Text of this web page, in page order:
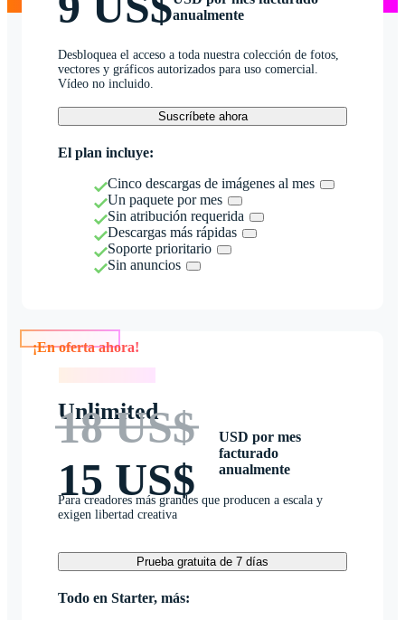
anualmente
Desbloquea el acceso a toda nuestra colección de fotos,
vectores y gráficos autorizados para uso comercial.
Vídeo no incluido.
Suscríbete ahora
El plan incluye:
Cinco descargas de imágenes al mes
Un paquete por mes
Sin atribución requerida
Descargas más rápidas
Soporte prioritario
Sin anuncios
Unlimited
18 US$
15 US$
USD por mes
facturado
anualmente
Para creadores más grandes que producen a escala y
exigen libertad creativa
Prueba gratuita de 7 días
Todo en Starter, más: